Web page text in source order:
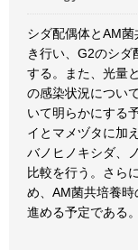
シダ配偶体とAM
き行い、G2のシ
する。また、光量
の感染状況につい
いて明らかにする
イとマメヅタに加
バノヒノキシダ、
比較を行う。さら
め、AM菌共培養
進める予定である。